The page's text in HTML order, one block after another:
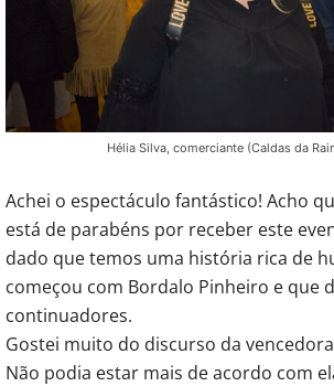
Hélia Silva, comerciante (Caldas da
Achei o espectáculo fantástico! Acho
está de parabéns por receber este
dado que temos uma história rica de
começou com Bordalo Pinheiro e que
continuadores.
Gostei muito do discurso da
Não podia estar mais de acordo com